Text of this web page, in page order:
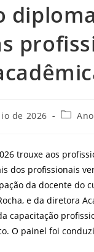
de 2026
trouxe aos
dos profissionais
da docente do
e da diretora
capacitação
O painel foi